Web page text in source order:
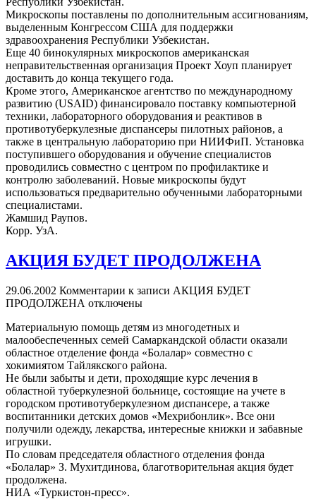
Микроскопы поставлены по дополнительным ассигнованиям,
выделенным Конгрессом США для поддержки
здравоохранения Республики Узбекистан.
Еще 40 бинокулярных микроскопов американская
неправительственная организация Проект Хоуп планирует
доставить до конца текущего года.
Кроме этого, Американское агентство по международному
развитию (USAID) финансировало поставку компьютерной
техники, лабораторного оборудования и реактивов в
противотуберкулезные диспансеры пилотных районов, а
также в центральную лабораторию при НИИФиП. Установка
поступившего оборудования и обучение специалистов
проводились совместно с центром по профилактике и
контролю заболеваний. Новые микроскопы будут
использоваться предварительно обученными лабораторными
специалистами.
Жамшид Раупов.
Корр. УзА.
АКЦИЯ БУДЕТ ПРОДОЛЖЕНА
29.06.2002 Комментарии к записи АКЦИЯ БУДЕТ
ПРОДОЛЖЕНА отключены
Материальную помощь детям из многодетных и
малообеспеченных семей Самаркандской области оказали
областное отделение фонда «Болалар» совместно с
хокимиятом Тайлякского района.
Не были забыты и дети, проходящие курс лечения в
областной туберкулезной больнице, состоящие на учете в
городском противотуберкулезном диспансере, а также
воспитанники детских домов «Мехрибонлик». Все они
получили одежду, лекарства, интересные книжки и забавные
игрушки.
По словам председателя областного отделения фонда
«Болалар» З. Мухитдинова, благотворительная акция будет
продолжена.
НИА «Туркистон-пресс».